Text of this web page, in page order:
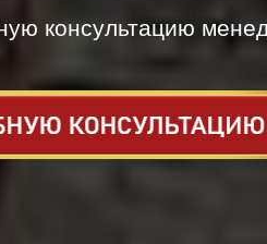
консультацию